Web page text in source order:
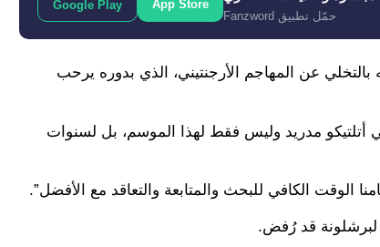
حمّل تطبيق Fanzword
App Store
Google Play
لأتلتيكو في سبيل إقناعه بالتخلي عن المهاجم الأرجنتيني، الذي بدوره يرحب
أتلتيكو مدريد وليس فقط لهذا الموسم، بل لسنوات
الوقت الكافي للبحث والمتابعة والتعاقد مع الأفضل”.
لبرشلونة قد رُفض.